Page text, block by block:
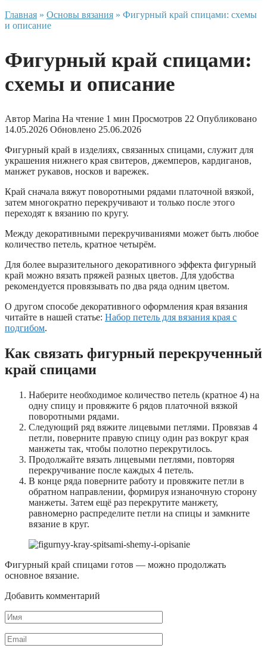
Главная » Основы вязания » Фигурный край спицами: схемы
и описание
Фигурный край спицами:
схемы и описание
Автор Marina На чтение 1 мин Просмотров 22 Опубликовано
14.05.2026 Обновлено 25.06.2026
Фигурный край в изделиях, связанных спицами, служит для
украшения нижнего края свитеров, джемперов, кардиганов,
манжет рукавов, носков и варежек.
Край сначала вяжут поворотными рядами платочной вязкой,
затем многократно перекручивают и только после этого
переходят к вязанию по кругу.
Между декоративными перекручиваниями может быть любое
количество петель, кратное четырём.
Для более выразительного декоративного эффекта фигурный
край можно вязать пряжей разных цветов. Для удобства
рекомендуется провязывать по два ряда одним цветом.
О другом способе декоративного оформления края вязания
читайте в нашей статье: Набор петель для вязания края с
подгибом.
Как связать фигурный перекрученный
край спицами
Наберите необходимое количество петель (кратное 4) на
одну спицу и провяжите 6 рядов платочной вязкой
поворотными рядами.
Следующий ряд вяжите лицевыми петлями. Провязав 4
петли, поверните правую спицу один раз вокруг края
манжеты так, чтобы полотно перекрутилось.
Продолжайте вязать лицевыми петлями, повторяя
перекручивание после каждых 4 петель.
В конце ряда поверните работу и провяжите петли в
обратном направлении, формируя изнаночную сторону
манжеты. Затем ещё раз перекрутите манжету,
равномерно распределите петли на спицы и замкните
вязание в круг.
Фигурный край спицами готов — можно продолжать
основное вязание.
Добавить комментарий
Имя
*
Email